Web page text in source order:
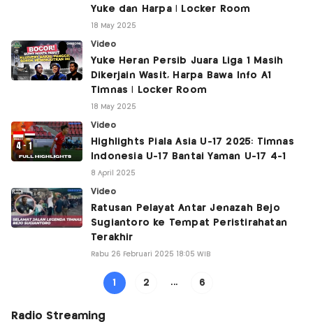
Yuke dan Harpa | Locker Room
18 May 2025
Video
Yuke Heran Persib Juara Liga 1 Masih
Dikerjain Wasit, Harpa Bawa Info A1
Timnas | Locker Room
18 May 2025
Video
Highlights Piala Asia U-17 2025: Timnas
Indonesia U-17 Bantai Yaman U-17 4-1
8 April 2025
Video
Ratusan Pelayat Antar Jenazah Bejo
Sugiantoro ke Tempat Peristirahatan
Terakhir
Rabu 26 Februari 2025 18:05 WIB
1 2 ... 6
Radio Streaming